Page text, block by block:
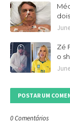
Zé
o
POSTAR UM
0 Comentários